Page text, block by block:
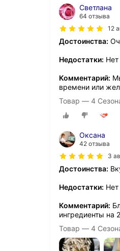
Светлана
64 отзыва
12
Достоинства:
Недостатки: Нет
Комментарий:
времени или
Товар — 4
Оксана
42 отзыва
3
Достоинства:
Недостатки: Нет
Комментарий:
ингредиенты на
Товар — 4